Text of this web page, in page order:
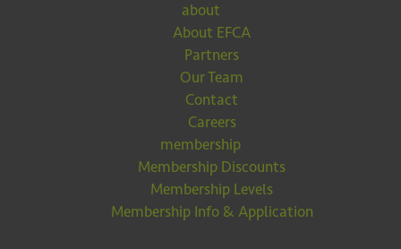
about
About EFCA
Partners
Our Team
Contact
Careers
membership
Membership Discounts
Membership Levels
Membership Info & Application